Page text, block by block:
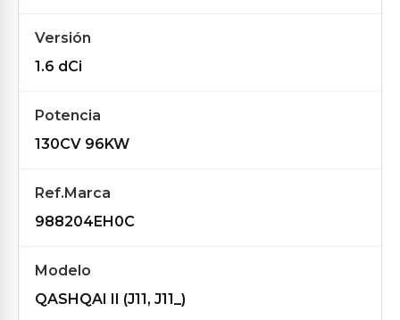
Versión
1.6 dCi
Potencia
130CV 96KW
Ref.Marca
988204EH0C
Modelo
QASHQAI II (J11, J11_)